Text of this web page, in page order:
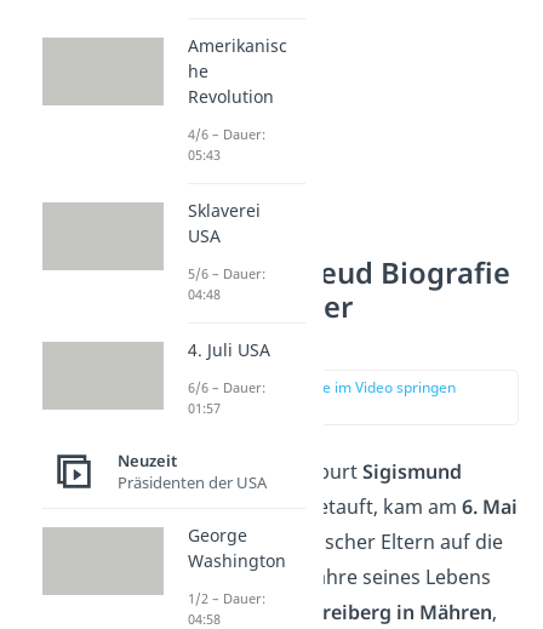
Sigmund Freud Biografie
— Beruflicher
Werdegang
zur Stelle im Video springen
Freud, bei der GeburtSigismund
getauft, kam am6. Mai
1856als Sohn jüdischer Eltern auf die
Welt. Die ersten Jahre seines Lebens
verbrachte er in
Freiberg in Mähren,
Amerikanisc
he
Revolution
4/6 – Dauer:
05:43
Sklaverei
USA
5/6 – Dauer:
04:48
4. Juli USA
6/6 – Dauer:
01:57
Neuzeit
Präsidenten der USA
George
Washington
1/2 – Dauer:
04:58